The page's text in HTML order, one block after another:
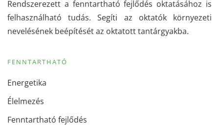
Rendszerezett a fenntartható fejlődés oktatásához is
felhasználható tudás. Segíti az oktatók környezeti
nevelésének beépítését az oktatott tantárgyakba.
FENNTARTHATÓ
Energetika
Élelmezés
Fenntartható fejlődés